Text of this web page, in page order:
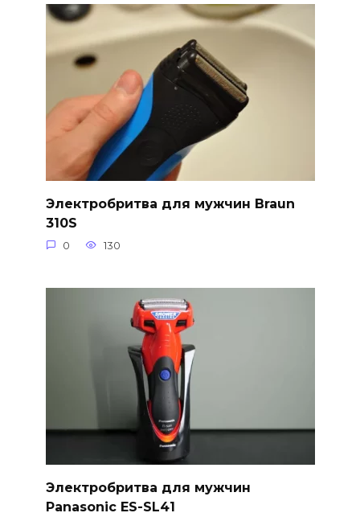
Электробритва для мужчин Braun
310S
0 130
Электробритва для мужчин
Panasonic ES-SL41